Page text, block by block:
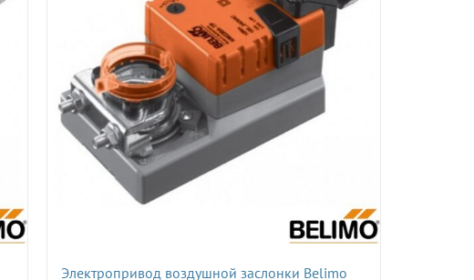
Электропривод воздушной заслонки Belimo